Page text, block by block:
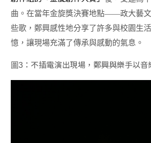
曲。在當年金旋獎決賽地點——政大藝
些歌，鄭興感性地分享了許多與校園生
憶，讓現場充滿了傳承與感動的氣息。
圖3 ：不插電演出現場，鄭興與樂手以